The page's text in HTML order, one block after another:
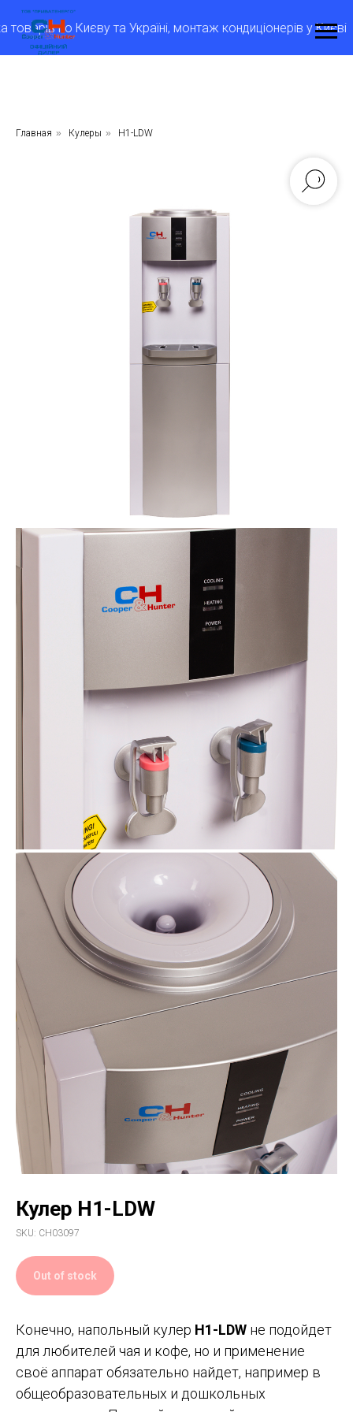
по Києву та Україні, монтаж кондиціонерів у Києві
Главная » Кулеры » H1-LDW
Кулер H1-LDW
SKU: CH03097
Out of stock
Конечно, напольный кулер H1-LDW не подойдет
для любителей чая и кофе, но и применение
своё аппарат обязательно найдет, например в
общеобразовательных и дошкольных